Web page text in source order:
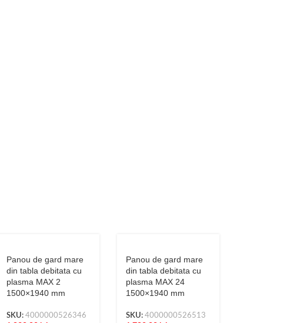
Panou de gard mare
din tabla debitata cu
plasma MAX 2
1500×1940 mm
SKU: 4000000526346
Panou de gard mare
din tabla debitata cu
plasma MAX 24
1500×1940 mm
SKU:4000000526513